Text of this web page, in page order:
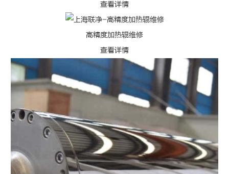
查看详情
高精度加热辊维修
查看详情